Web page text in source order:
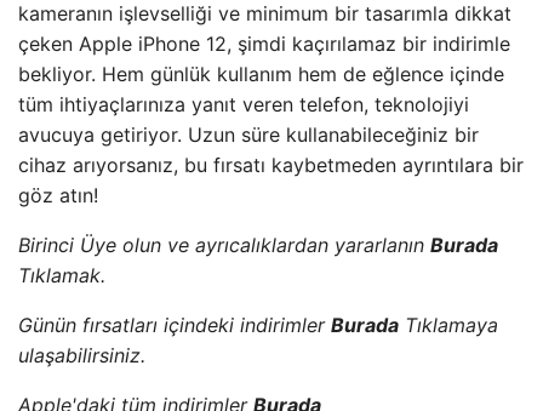
kameranın işlevselliği ve minimum bir tasarımla dikkat
çeken Apple iPhone 12, şimdi kaçırılamaz bir indirimle
bekliyor. Hem günlük kullanım hem de eğlence içinde
tüm ihtiyaçlarınıza yanıt veren telefon, teknolojiyi
avucuya getiriyor. Uzun süre kullanabileceğiniz bir
cihaz arıyorsanız, bu fırsatı kaybetmeden ayrıntılara bir
göz atın!
Birinci Üye olun ve ayrıcalıklardan yararlanın Burada
Tıklamak.
Günün fırsatları içindeki indirimler Burada Tıklamaya
ulaşabilirsiniz.
Apple'daki tüm indirimler Burada